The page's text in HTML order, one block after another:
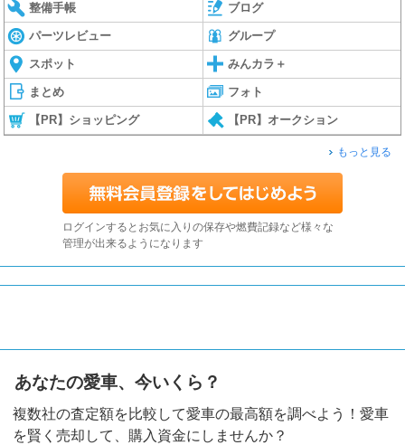
整備手帳 ブログ
パーツレビュー グループ
スポット みんカラ＋
まとめ フォト
【PR】ショッピング 【PR】オークション
もっと見る
ログインするとお気に入りの保存や燃費記録など様々な
管理が出来るようになります
あなたの愛車、今いくら？
複数社の査定額を比較して愛車の最高額を調べよう！愛車
を賢く売却して、購入資金にしませんか？